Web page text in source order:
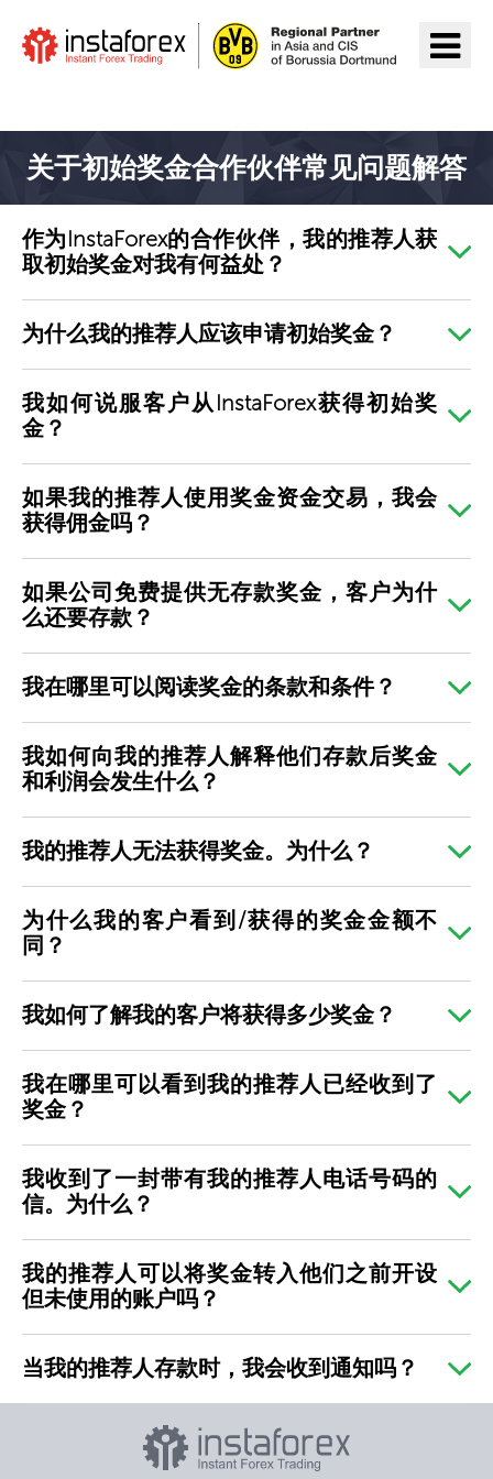
关于初始奖金合作伙伴常见问题解答
作为InstaForex的合作伙伴，我的推荐人获
取初始奖金对我有何益处？
为什么我的推荐人应该申请初始奖金？
我如何说服客户从InstaForex获得初始奖
金？
如果我的推荐人使用奖金资金交易，我会
获得佣金吗？
如果公司免费提供无存款奖金，客户为什
么还要存款？
我在哪里可以阅读奖金的条款和条件？
我如何向我的推荐人解释他们存款后奖金
和利润会发生什么？
我的推荐人无法获得奖金。为什么？
为什么我的客户看到/获得的奖金金额不
同？
我如何了解我的客户将获得多少奖金？
我在哪里可以看到我的推荐人已经收到了
奖金？
我收到了一封带有我的推荐人电话号码的
信。为什么？
我的推荐人可以将奖金转入他们之前开设
但未使用的账户吗？
当我的推荐人存款时，我会收到通知吗？